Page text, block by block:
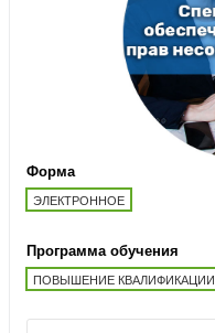
Форма
ЭЛЕКТРОННОЕ
Программа обучения
ПОВЫШЕНИЕ КВАЛИФИКАЦИИ